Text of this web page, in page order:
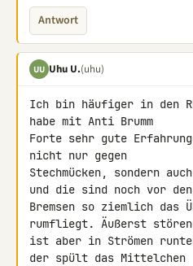
Antwort
UU Uhu U.(uhu)
Ich bin häufiger in den
habe mit Anti Brumm
Forte sehr gute
nicht nur gegen
Stechmücken, sondern
und die sind noch vor den
Bremsen so ziemlich das
rumfliegt. Äußerst
ist aber in Strömen
der spült das Mittelchen